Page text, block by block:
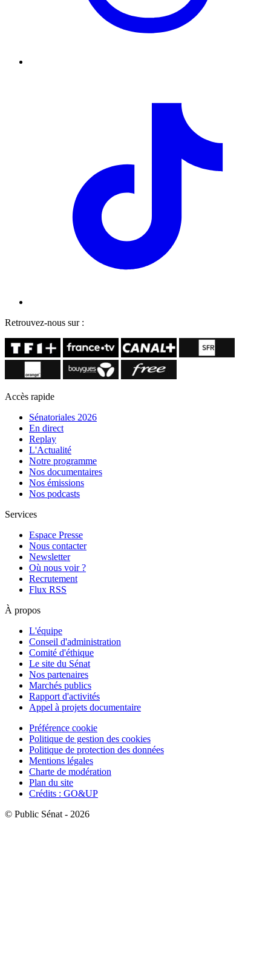
Retrouvez-nous sur :
Accès rapide
Sénatoriales 2026
En direct
Replay
L'Actualité
Notre programme
Nos documentaires
Nos émissions
Nos podcasts
Services
Espace Presse
Nous contacter
Newsletter
Où nous voir ?
Recrutement
Flux RSS
À propos
L'équipe
Conseil d'administration
Comité d'éthique
Le site du Sénat
Nos partenaires
Marchés publics
Rapport d'activités
Appel à projets documentaire
Préférence cookie
Politique de gestion des cookies
Politique de protection des données
Mentions légales
Charte de modération
Plan du site
Crédits : GO&UP
© Public Sénat - 2026